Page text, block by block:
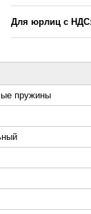
Для юрлиц с НДС:
пружины